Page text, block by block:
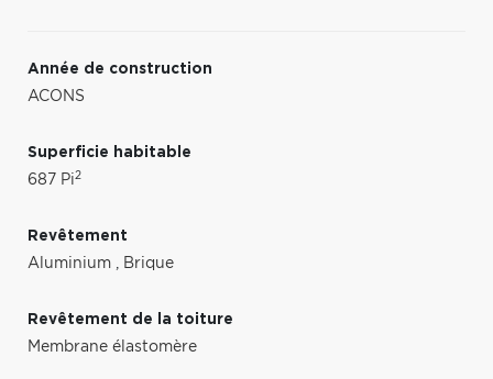
Année de construction
ACONS
Superficie habitable
687 Pi2
Revêtement
Aluminium , Brique
Revêtement de la toiture
Membrane élastomère